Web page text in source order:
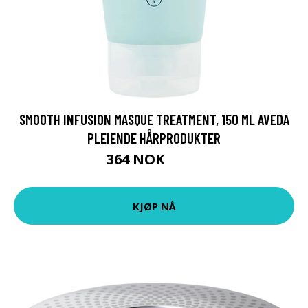
SMOOTH INFUSION MASQUE TREATMENT, 150 ML AVEDA
PLEIENDE HÅRPRODUKTER
364 NOK
KJØP NÅ